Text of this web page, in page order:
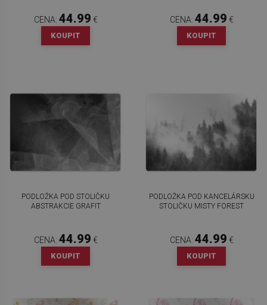
CENA: 44.99 €
KOUPIT
CENA: 44.99 €
KOUPIT
PODLOŽKA POD STOLIČKU
ABSTRAKCIE GRAFIT
CENA: 44.99 €
KOUPIT
PODLOŽKA POD KANCELÁRSKU
STOLIČKU MISTY FOREST
CENA: 44.99 €
KOUPIT